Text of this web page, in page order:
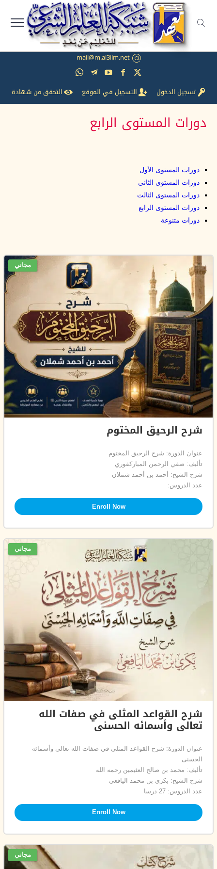
mail@m.al3ilm.net
تسجيل الدخول التسجيل في الموقع التحقق من شهادة
دورات المستوى الرابع
دورات المستوى الأول
دورات المستوى الثاني
دورات المستوى الثالث
دورات المستوى الرابع
دورات متنوعة
مجاني
شرح الرحيق المختوم
عنوان الدورة: شرح الرحيق المختوم
تأليف: صفي الرحمن المباركفوري
شرح الشيخ: أحمد بن أحمد شملان
عدد الدروس:
Enroll Now
مجاني
شرح القواعد المثلى في صفات الله
تعالى وأسمائه الحسنى
عنوان الدورة: شرح القواعد المثلى في صفات الله تعالى وأسمائه
الحسنى
تأليف: محمد بن صالح العثيمين رحمه الله
شرح الشيخ: بكري بن محمد اليافعي
عدد الدروس: 27 درسا
Enroll Now
مجاني